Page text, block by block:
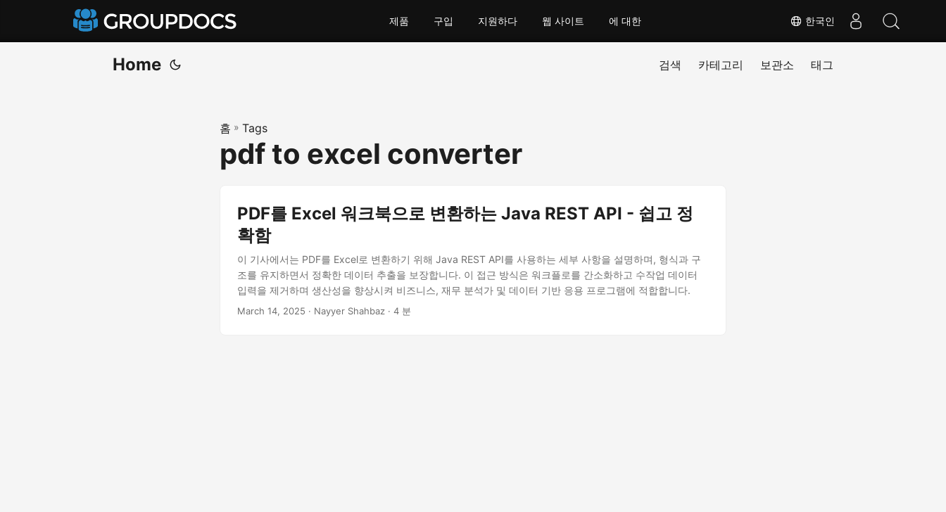
한국인
제품 구입 지원하다 웹 사이트 에 대한
Home 검색 카테고리 보관소 태그
홈 » Tags
pdf to excel converter
PDF를 Excel 워크북으로 변환하는 Java REST API - 쉽고 정
확함
이 기사에서는 PDF를 Excel로 변환하기 위해 Java REST API를 사용하는 세부 사항을 설명하며, 형식과 구
조를 유지하면서 정확한 데이터 추출을 보장합니다. 이 접근 방식은 워크플로를 간소화하고 수작업 데이터
입력을 제거하며 생산성을 향상시켜 비즈니스, 재무 분석가 및 데이터 기반 응용 프로그램에 적합합니다.
March 14, 2025 · Nayyer Shahbaz · 4 분